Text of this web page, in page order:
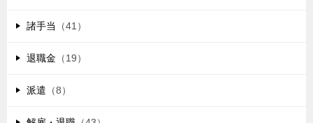
諸手当 （41）
退職金 （19）
派遣 （8）